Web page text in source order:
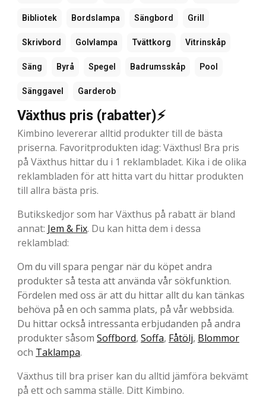
Bibliotek Bordslampa Sängbord Grill
Skrivbord Golvlampa Tvättkorg Vitrinskåp
Säng Byrå Spegel Badrumsskåp Pool
Sänggavel Garderob
Växthus pris (rabatter)⚡
Kimbino levererar alltid produkter till de bästa
priserna. Favoritprodukten idag: Växthus! Bra pris
på Växthus hittar du i 1 reklambladet. Kika i de olika
reklambladen för att hitta vart du hittar produkten
till allra bästa pris.
Butikskedjor som har Växthus på rabatt är bland
annat: Jem & Fix. Du kan hitta dem i dessa
reklamblad:
Om du vill spara pengar när du köpet andra
produkter så testa att använda vår sökfunktion.
Fördelen med oss är att du hittar allt du kan tänkas
behöva på en och samma plats, på vår webbsida.
Du hittar också intressanta erbjudanden på andra
produkter såsom Soffbord, Soffa, Fåtölj, Blommor
och Taklampa.
Växthus till bra priser kan du alltid jämföra bekvämt
på ett och samma ställe. Ditt Kimbino.